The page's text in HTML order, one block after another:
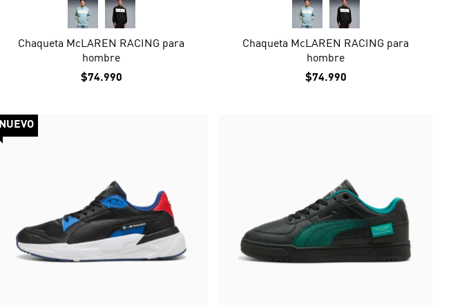
Chaqueta McLAREN RACING para
hombre
$74.990
Chaqueta McLAREN RACING para
hombre
$74.990
NUEVO